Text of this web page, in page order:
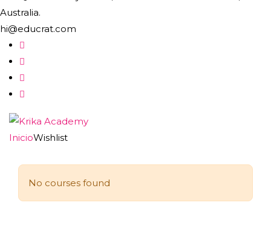
Australia.
hi@educrat.com
InicioWishlist
No courses found